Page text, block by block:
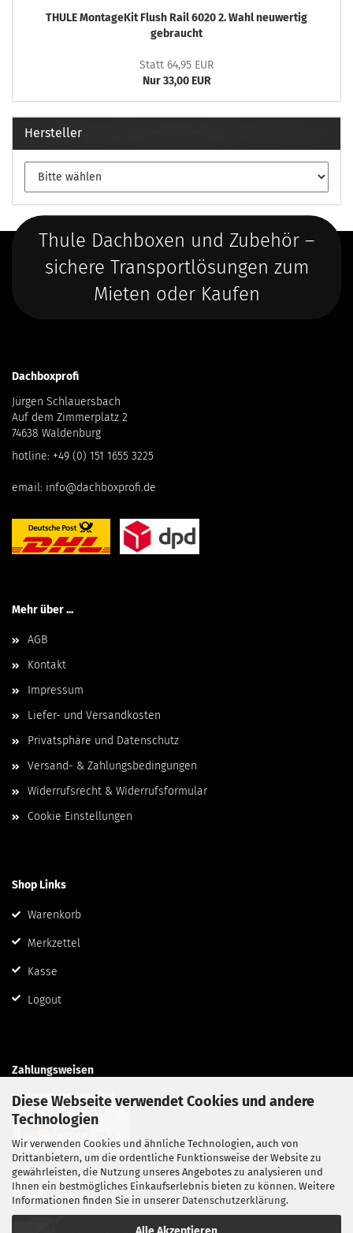
Diese Webseite verwendet Cookies und andere
Technologien
Wir verwenden Cookies und ähnliche Technologien, auch von
Drittanbietern, um die ordentliche Funktionsweise der Website zu
gewährleisten, die Nutzung unseres Angebotes zu analysieren und
Ihnen ein bestmögliches Einkaufserlebnis bieten zu können. Weitere
Informationen finden Sie in unserer Datenschutzerklärung.
THULE MontageKit Flush Rail 6020 2. Wahl neuwertig
gebraucht
Statt 64,95 EUR
Nur 33,00 EUR
Hersteller
Thule Dachboxen und Zubehör –
sichere Transportlösungen zum
Mieten oder Kaufen
Dachboxprofi
Jürgen Schlauersbach
Auf dem Zimmerplatz 2
74638 Waldenburg
hotline: +49 (0) 151 1655 3225
email: info@dachboxprofi.de
Mehr über ...
AGB
Kontakt
Impressum
Liefer- und Versandkosten
Privatsphäre und Datenschutz
Versand- & Zahlungsbedingungen
Widerrufsrecht & Widerrufsformular
Cookie Einstellungen
Shop Links
Warenkorb
Merkzettel
Kasse
Logout
Zahlungsweisen